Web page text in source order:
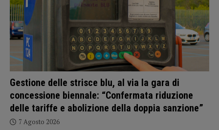
Gestione delle strisce blu, al via la gara di
concessione biennale: “Confermata riduzione
delle tariffe e abolizione della doppia sanzione”
7 Agosto 2026